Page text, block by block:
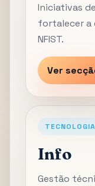
Iniciativas
fortalecer a
NFIST.
Ver
TECNOLOGIA
Info
Gestão